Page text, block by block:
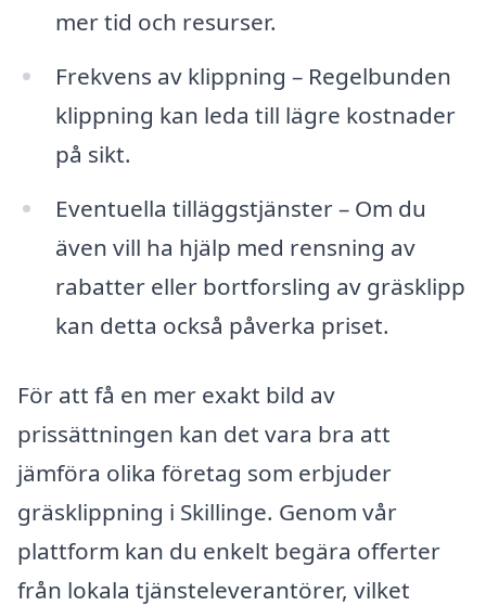
mer tid och resurser.
Frekvens av klippning – Regelbunden
klippning kan leda till lägre kostnader
på sikt.
Eventuella tilläggstjänster – Om du
även vill ha hjälp med rensning av
rabatter eller bortforsling av gräsklipp
kan detta också påverka priset.
För att få en mer exakt bild av
prissättningen kan det vara bra att
jämföra olika företag som erbjuder
gräsklippning i Skillinge. Genom vår
plattform kan du enkelt begära offerter
från lokala tjänsteleverantörer, vilket